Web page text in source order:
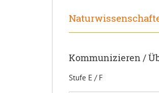
Kommunizieren /
Stufe E / F